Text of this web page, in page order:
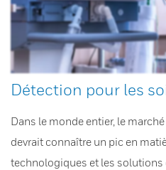
Détection pour les
Dans le monde entier, le
devrait connaître un pic en
technologiques et les solutions